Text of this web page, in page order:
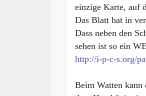
einzige Karte, auf
Das Blatt hat in
Dass neben den
sehen ist so ein
http://i-p-c-s.org/
Beim Watten